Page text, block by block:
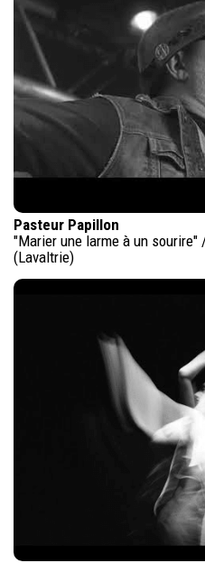
Pasteur Papillon
"Marier une larme à un sourire"
(Lavaltrie)